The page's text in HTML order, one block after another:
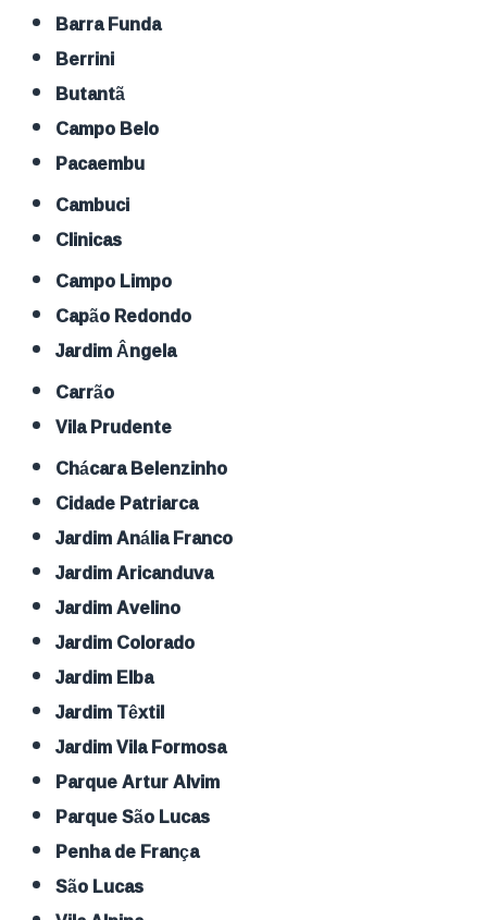
Barra Funda
Berrini
Butantã
Campo Belo
Pacaembu
Cambuci
Clinicas
Campo Limpo
Capão Redondo
Jardim Ângela
Carrão
Vila Prudente
Chácara Belenzinho
Cidade Patriarca
Jardim Anália Franco
Jardim Aricanduva
Jardim Avelino
Jardim Colorado
Jardim Elba
Jardim Têxtil
Jardim Vila Formosa
Parque Artur Alvim
Parque São Lucas
Penha de França
São Lucas